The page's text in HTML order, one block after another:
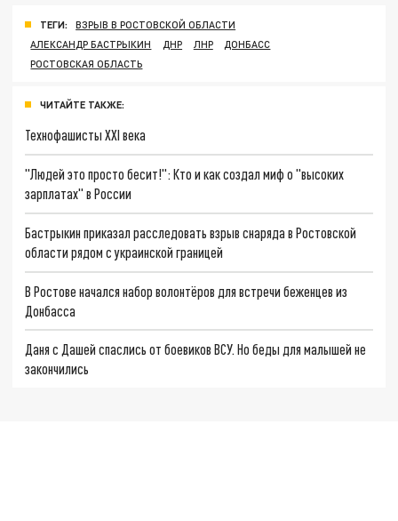
ТЕГИ:
ВЗРЫВ В РОСТОВСКОЙ ОБЛАСТИ
АЛЕКСАНДР БАСТРЫКИН
ДНР ЛНР
ДОНБАСС
РОСТОВСКАЯ ОБЛАСТЬ
ЧИТАЙТЕ ТАКЖЕ:
Технофашисты XXI века
"Людей это просто бесит!": Кто и как создал миф о "высоких
зарплатах" в России
Бастрыкин приказал расследовать взрыв снаряда в Ростовской
области рядом с украинской границей
В Ростове начался набор волонтёров для встречи беженцев из
Донбасса
Даня с Дашей спаслись от боевиков ВСУ. Но беды для малышей не
закончились